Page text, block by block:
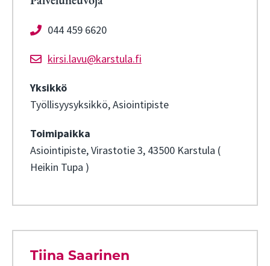
044 459 6620
kirsi.lavu@karstula.fi
Yksikkö
Työllisyysyksikkö, Asiointipiste
Toimipaikka
Asiointipiste, Virastotie 3, 43500 Karstula (
Heikin Tupa )
Tiina Saarinen